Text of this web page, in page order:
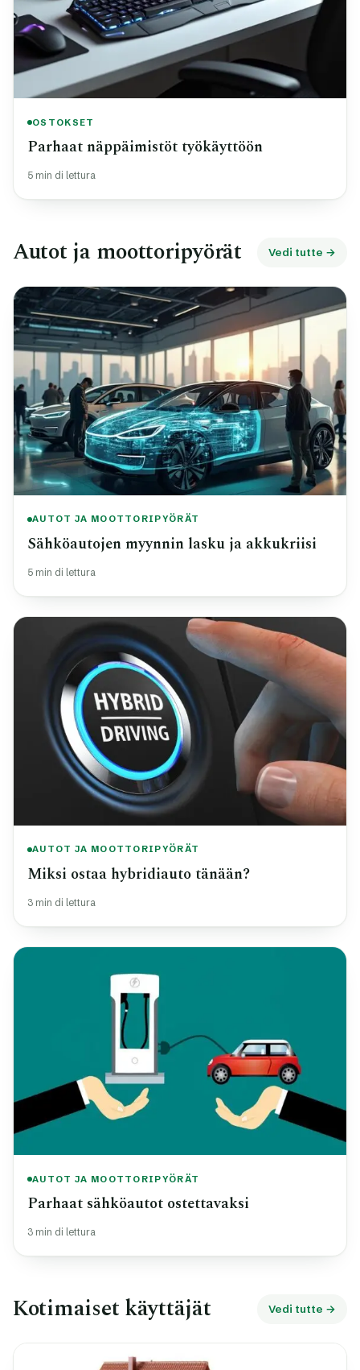
OSTOKSET
Parhaat näppäimistöt työkäyttöön
5 min di lettura
Autot ja moottoripyörät Vedi tutte →
AUTOT JA MOOTTORIPYÖRÄT
Sähköautojen myynnin lasku ja akkukriisi
5 min di lettura
AUTOT JA MOOTTORIPYÖRÄT
Miksi ostaa hybridiauto tänään?
3 min di lettura
AUTOT JA MOOTTORIPYÖRÄT
Parhaat sähköautot ostettavaksi
3 min di lettura
Kotimaiset käyttäjät Vedi tutte →